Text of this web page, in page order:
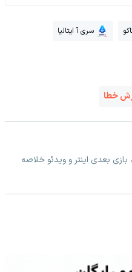
سری آ ایتالیا
خطا
بازی بعدی اینتر و ویدئو خلاصه